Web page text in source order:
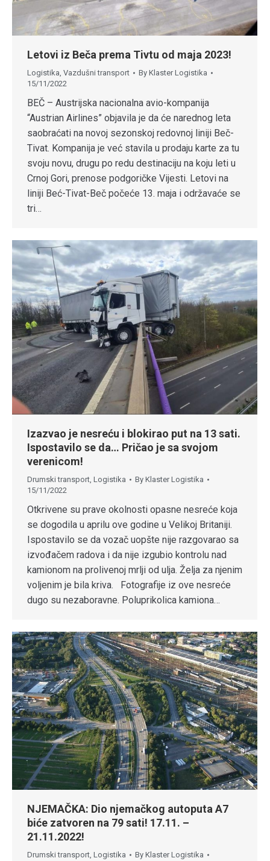
Letovi iz Beča prema Tivtu od maja 2023!
Logistika Vazdušni transport By Klaster Logistika
15/11/2022
BEČ – Austrijska nacionalna avio-kompanija
“Austrian Airlines” objavila je da će narednog leta
saobraćati na novoj sezonskoj redovnoj liniji Beč-
Tivat. Kompanija je već stavila u prodaju karte za tu
svoju novu, drugu po redu destinaciju na koju leti u
Crnoj Gori, prenose podgoričke Vijesti. Letovi na
liniji Beć-Tivat-Beč počeće 13. maja i održavaće se
tri…
Izazvao je nesreću i blokirao put na 13 sati.
Ispostavilo se da… Pričao je sa svojom
verenicom!
Drumski transport, Logistika By Klaster Logistika
15/11/2022
Otkrivene su prave okolnosti opasne nesreće koja
se dogodila u aprilu ove godine u Velikoj Britaniji.
Ispostavilo se da vozač uopšte nije razgovarao sa
izvođačem radova i da nije izgubio kontrolu nad
kamionom na prolivenoj mrlji od ulja. Želja za njenim
voljenim je bila kriva. Fotografije iz ove nesreće
dugo su nezaboravne. Poluprikolica kamiona…
NJEMAČKA: Dio njemačkog autoputa A7
biće zatvoren na 79 sati! 17.11. –
21.11.2022!
Drumski transport Logistika By Klaster Logistika